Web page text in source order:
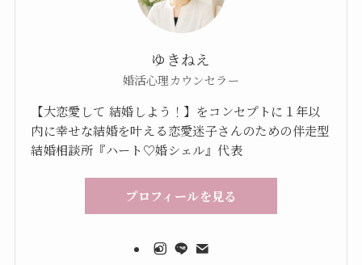
ゆきねえ
婚活心理カウンセラー
【大恋愛して 結婚しよう！】をコンセプトに１年以
内に幸せな結婚を叶える恋愛迷子さんのための伴走型
結婚相談所『ハート♡婚シェル』代表
プロフィールを見る